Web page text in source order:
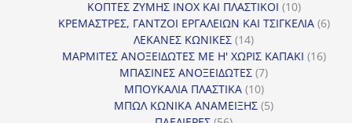
προϊόντα
ΚΟΠΤΕΣ ΖΥΜΗΣ INOX ΚΑΙ ΠΛΑΣΤΙΚΟΙ 1010
προϊόντα
ΚΡΕΜΑΣΤΡΕΣ, ΓΑΝΤΖΟΙ ΕΡΓΑΛΕΙΩΝ ΚΑΙ ΤΣΙΓΚΕΛΙΑ 66
ΛΕΚΑΝΕΣ ΚΩΝΙΚΕΣ 1414
προϊόντα
ΜΑΡΜΙΤΕΣ ΑΝΟΞΕΙΔΩΤΕΣ ΜΕ Η' ΧΩΡΙΣ ΚΑΠΑΚΙ 1616
ΜΠΑΣΙΝΕΣ ΑΝΟΞΕΙΔΩΤΕΣ 77
ΜΠΟΥΚΑΛΙΑ ΠΛΑΣΤΙΚΑ 1010
προϊόντα
ΜΠΩΛ ΚΩΝΙΚΑ ΑΝΑΜΕΙΞΗΣ 55